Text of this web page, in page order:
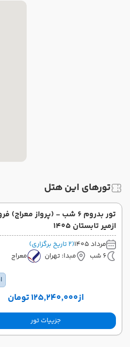
تورهای این هتل
تور بدروم 6 شب - (پرواز معراج)
ازمیر تابستان 1405
مرداد 1405
(2 تاریخ برگزاری)
6 شب
مبدا: تهران معراج
از۱۲۵٬۲۴۰٬۰۰۰ تومان
جزییات تور